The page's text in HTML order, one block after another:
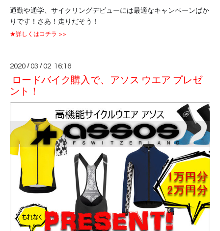
通勤や通学、サイクリングデビューには最適なキャンペーンばか
りです！さあ！走りだそう！
★詳しくはコチラ >>
2020 /03 /02 16:16
ロードバイク購入で、アソス ウエア プレゼ
ント！